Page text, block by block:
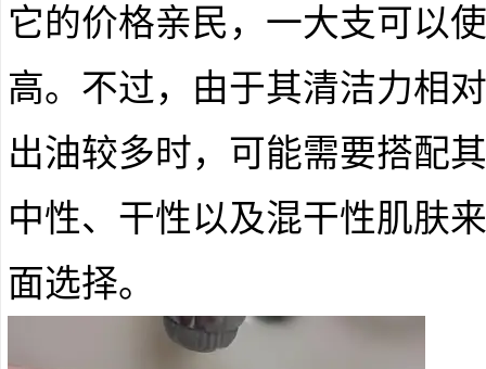
它的价格亲民，一大支可以
高。不过，由于其清洁力相
出油较多时，可能需要搭配
中性、干性以及混干性肌肤
面选择。